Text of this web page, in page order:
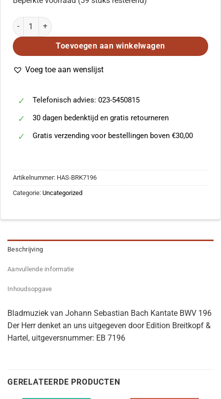
Bach: Kantate BWV 196 Der Herr denket an uns aantal
Toevoegen aan winkelwagen
Voeg toe aan wenslijst
Telefonisch advies: 023-5450815
30 dagen bedenktijd en gratis retourneren
Gratis verzending voor bestellingen boven €30,00
Artikelnummer: HAS-BRK7196
Categorie: Uncategorized
Beschrijving
Aanvullende informatie
Inhoudsopgave
Bladmuziek van Johann Sebastian Bach Kantate BWV 196
Der Herr denket an uns uitgegeven door Edition Breitkopf &
Hartel, uitgeversnummer: EB 7196
GERELATEERDE PRODUCTEN